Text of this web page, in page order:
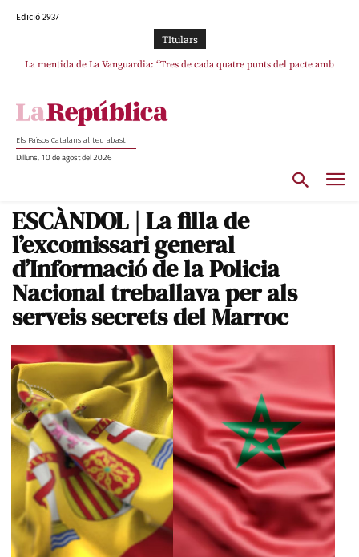
Edició 2937
TItulars
La mentida de La Vanguardia: “Tres de cada quatre punts del pacte amb
La covardia de l’independentisme català frena la caiguda de l’Estat a Ceuta
Els Països Catalans al teu abast
Dilluns, 10 de agost del 2026
ESCÀNDOL | La filla de
l’excomissari general
d’Informació de la Policia
Nacional treballava per als
serveis secrets del Marroc